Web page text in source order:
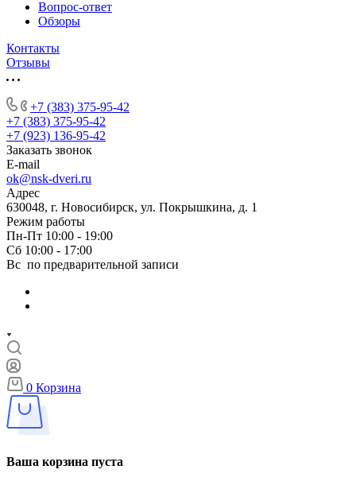
Вопрос-ответ
Обзоры
Контакты
Отзывы
+7 (383) 375-95-42
+7 (383) 375-95-42
+7 (923) 136-95-42
Заказать звонок
E-mail
ok@nsk-dveri.ru
Адрес
630048, г. Новосибирск, ул. Покрышкина, д. 1
Режим работы
Пн-Пт 10:00 - 19:00
Сб 10:00 - 17:00
Вс по предварительной записи
0 Корзина
Ваша корзина пуста